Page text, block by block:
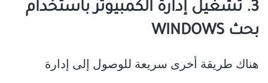
3. تشغيل إدارة الكمبيوتر باستخدام
بحث WINDOWS
هناك طريقة أخرى سريعة للوصول إلى إدارة